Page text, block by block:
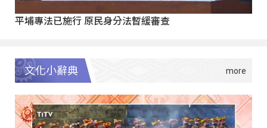
平埔專法已施行 原民身分法暫緩審查
文化小辭典